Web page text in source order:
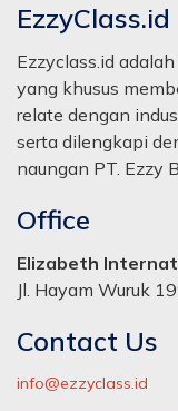
EzzyClass.id
Ezzyclass.id
yang khusus
relate dengan
serta dilengkapi
naungan PT. Ezzy
Office
Elizabeth
Jl. Hayam Wuruk
Contact Us
info@ezzyclass.id